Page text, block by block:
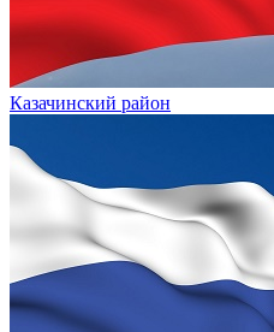
Казачинский район